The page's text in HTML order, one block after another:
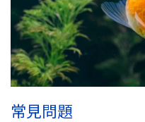
常見問題